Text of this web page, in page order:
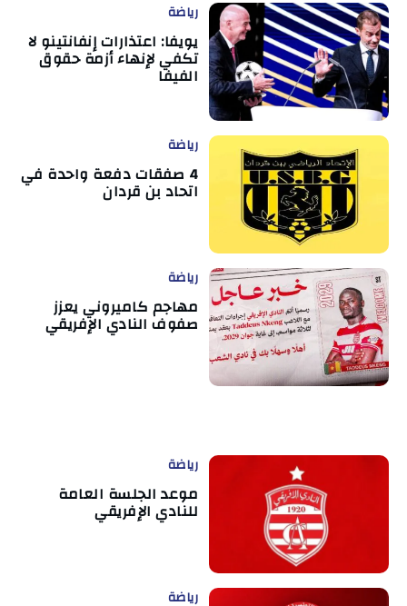
رياضة
يويفا: اعتذارات إنفانتينو لا
تكفي لإنهاء أزمة حقوق
الفيفا
رياضة
4 صفقات دفعة واحدة في
اتحاد بن قردان
رياضة
مهاجم كاميروني يعزز
صفوف النادي الإفريقي
رياضة
موعد الجلسة العامة
للنادي الإفريقي
رياضة